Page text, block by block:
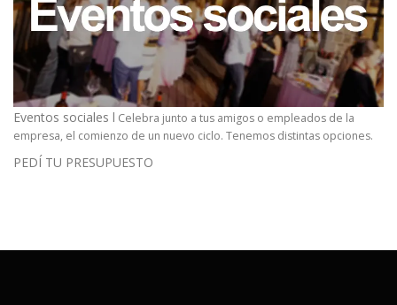
Eventos sociales l Celebra junto a tus amigos o empleados de la
empresa, el comienzo de un nuevo ciclo. Tenemos distintas opciones.
PEDÍ TU PRESUPUESTO